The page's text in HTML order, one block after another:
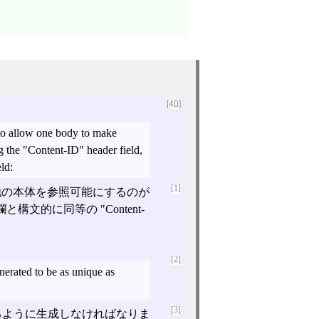
[40]
[1]
本体を参照可能にするのが
構文的に同等の "Content-
[2]
[3]
うに生成しなければなりま